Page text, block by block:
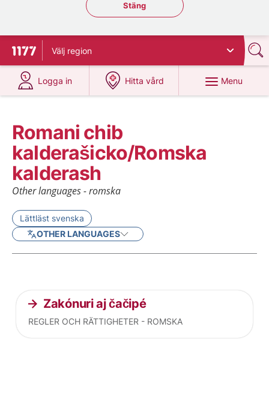
Stäng regionsväljaren
Stäng
To start page for 1177
Välj region
Logga in
at 1177.se
Hitta vård
at 1177.se
Menu
Romani chib
kalderašicko/Romska
kalderash
Other languages - romska
Lättläst svenska
OTHER LANGUAGES
Current articles
Zakónuri aj čačipé
REGLER OCH RÄTTIGHETER - ROMSKA